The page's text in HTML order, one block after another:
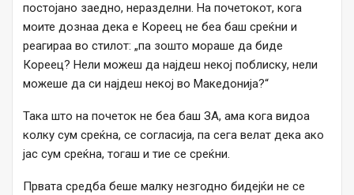
постојано заедно, неразделни. На почетокот, кога
моите дознаа дека е Кореец не беа баш среќни и
реагираа во стилот: „па зошто мораше да биде
Кореец? Нели можеш да најдеш некој поблиску, нели
можеше да си најдеш некој во Македонија?“
Така што на почеток не беа баш ЗА, ама кога видоа
колку сум среќна, се согласија, па сега велат дека ако
јас сум среќна, тогаш и тие се среќни.
Првата средба беше малку незгодно бидејќи не се